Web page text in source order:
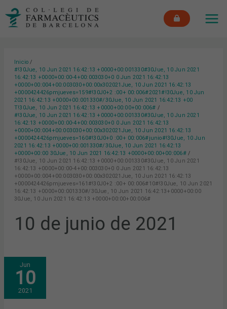
Inicio
#!30Jue, 10 Jun 2021 16:42:13 +0000+00:001330#30Jue, 10 Jun 2021
16:42:13 +0000+00:00-4+00:003030+0 0 Jun 2021 16:42:13
+0000+00:004+00:003030+00:00x302021Jue, 10 Jun 2021 16:42:13
+0000424426pmjueves=159#!30J0+2 :00+ 00:006#2021#!30Jue, 10 Jun
2021 16:42:13 +0000+00:001330#/30Jue, 10 Jun 2021 16:42:13 +00
T!30Jue, 10 Jun 2021 16:42:13 +0000+00:00+00:006#
#!30Jue, 10 Jun 2021 16:42:13 +0000+00:001330#30Jue, 10 Jun 2021
16:42:13 +0000+00:00-4+00:003030+0 0 Jun 2021 16:42:13
+0000+00:004+00:003030+00:00x302021Jue, 10 Jun 2021 16:42:13
+0000424426pmjueves=160#!30J0+0 :00+ 00:006#junio#!30Jue, 10 Jun
2021 16:42:13 +0000+00:001330#/30Jue, 10 Jun 2021 16:42:13
+0000+00:00 30Jue, 10 Jun 2021 16:42:13 +0000+00:00+00:006#
#!30Jue, 10 Jun 2021 16:42:13 +0000+00:001330#30Jue, 10 Jun 2021
16:42:13 +0000+00:00-4+00:003030+0 0 Jun 2021 16:42:13
+0000+00:004+00:003030+00:00x302021Jue, 10 Jun 2021 16:42:13
+0000424426pmjueves=161#!30J0+2 :00+ 00:006#10#!30Jue, 10 Jun 2021
16:42:13 +0000+00:001330#/30Jue, 10 Jun 2021 16:42:13+0000+00:00
30Jue, 10 Jun 2021 16:42:13 +0000+00:00+00:006#
10 de junio de 2021
Jun
10
2021
CUENTA
ATRÁS
PARA
QUE
COMIENCE
INFARMA
VIRTUAL